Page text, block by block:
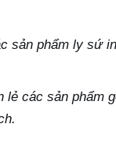
sản phẩm ly sứ
lẻ các sản phẩm